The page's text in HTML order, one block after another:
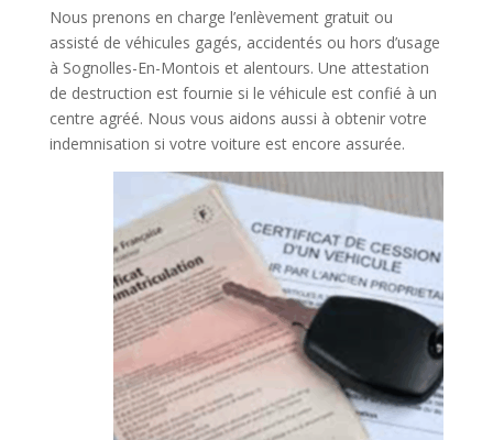
Nous prenons en charge l’enlèvement gratuit ou
assisté de véhicules gagés, accidentés ou hors d’usage
à Sognolles-En-Montois et alentours. Une attestation
de destruction est fournie si le véhicule est confié à un
centre agréé. Nous vous aidons aussi à obtenir votre
indemnisation si votre voiture est encore assurée.